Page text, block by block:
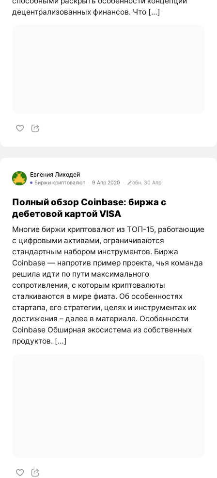
децентрализованных финансов. Что […]
Евгения Лиходей
Биржи криптовалют 9 Апр 2020 обн. 30 Апр
Полный обзор Coinbase: биржа с
дебетовой картой VISA
Многие биржи криптовалют из ТОП-15, работающие
с цифровыми активами, ограничиваются
стандартным набором инструментов. Биржа
Coinbase — напротив пример проекта, чья команда
решила идти по пути максимального
сопротивления, с которым криптовалюты
сталкиваются в мире фиата. Об особенностях
стартапа, его стратегии, целях и инструментах их
достижения – далее в материале. Особенности
Coinbase Обширная экосистема из собственных
продуктов. […]